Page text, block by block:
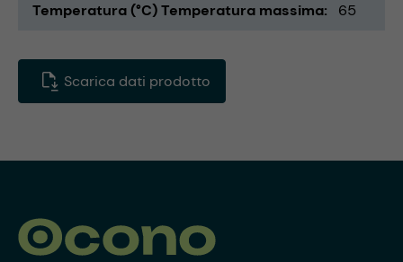
Temperatura (°C) Temperatura massima 65
Scarica dati prodotto